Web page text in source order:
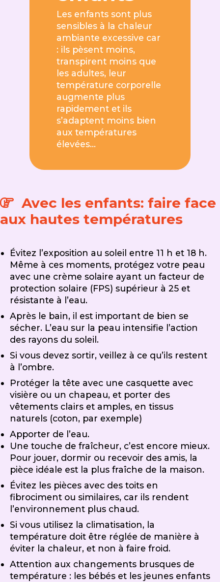
Les enfants sont plus
sensibles à la chaleur
ambiante excessive car
: ils pèsent moins,
transpirent moins que
les adultes, leur
température corporelle
augmente plus
rapidement et ils
s’adaptent moins bien
aux températures
élevées…
Avec les enfants: faire face
aux hautes températures
Évitez l’exposition au soleil entre 11 h et 18 h.
Même à ces moments, protégez votre peau
avec une crème solaire ayant un facteur de
protection solaire (FPS) supérieur à 25 et
résistante à l’eau.
Après le bain, il est important de bien se
sécher. L’eau sur la peau intensifie l’action
des rayons du soleil.
Si vous devez sortir, veillez à ce qu’ils restent
à l’ombre.
Protéger la tête avec une casquette avec
visière ou un chapeau, et porter des
vêtements clairs et amples, en tissus
naturels (coton, par exemple)
Apporter de l’eau.
Une touche de fraîcheur, c’est encore mieux.
Pour jouer, dormir ou recevoir des amis, la
pièce idéale est la plus fraîche de la maison.
Évitez les pièces avec des toits en
fibrociment ou similaires, car ils rendent
l’environnement plus chaud.
Si vous utilisez la climatisation, la
température doit être réglée de manière à
éviter la chaleur, et non à faire froid.
Attention aux changements brusques de
température : les bébés et les jeunes enfants